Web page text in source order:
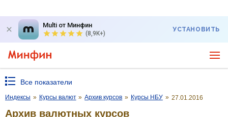
Multi от Минфин
(8,9K+)
УСТАНОВИТЬ
Все показатели
Индексы » Курсы валют » Архив курсов » Курсы НБУ » 27.01.2016
Архив валютных курсов